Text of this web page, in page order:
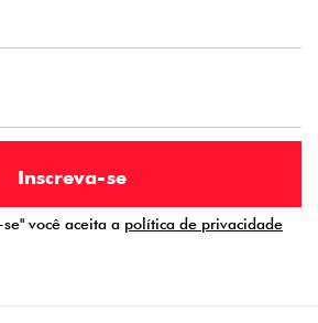
você aceita a política de privacidade